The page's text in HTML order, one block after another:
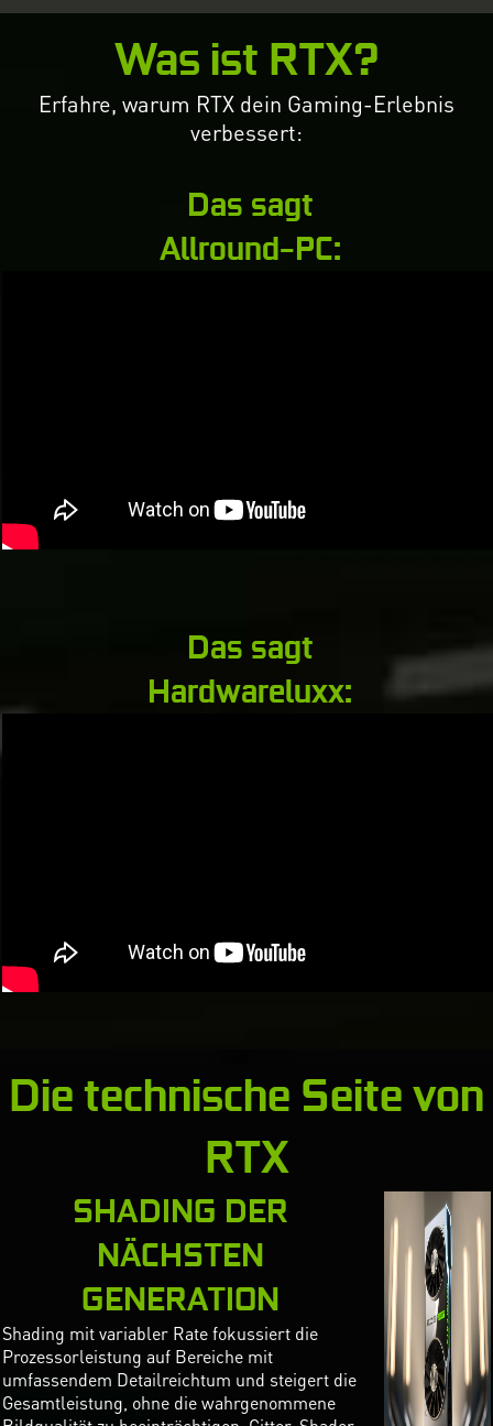
Was ist RTX?
Erfahre, warum RTX dein Gaming-Erlebnis
verbessert:
Das sagt
Allround-PC:
Das sagt
Hardwareluxx:
Die technische Seite von
RTX
SHADING DER
NÄCHSTEN
GENERATION
Shading mit variabler Rate fokussiert die
Prozessorleistung auf Bereiche mit
umfassendem Detailreichtum und steigert die
Gesamtleistung, ohne die wahrgenommene